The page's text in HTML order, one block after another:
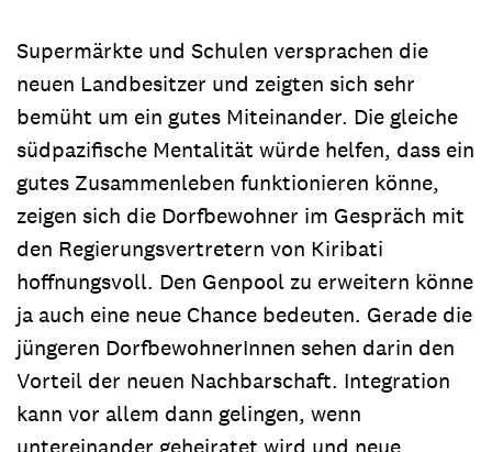
Supermärkte und Schulen versprachen die
neuen Landbesitzer und zeigten sich sehr
bemüht um ein gutes Miteinander. Die gleiche
südpazifische Mentalität würde helfen, dass ein
gutes Zusammenleben funktionieren könne,
zeigen sich die Dorfbewohner im Gespräch mit
den Regierungsvertretern von Kiribati
hoffnungsvoll. Den Genpool zu erweitern könne
ja auch eine neue Chance bedeuten. Gerade die
jüngeren DorfbewohnerInnen sehen darin den
Vorteil der neuen Nachbarschaft. Integration
kann vor allem dann gelingen, wenn